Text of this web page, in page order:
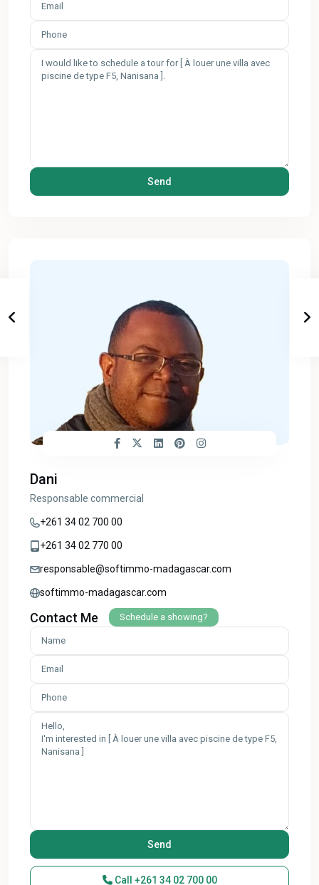
Dani
Responsable commercial
+261 34 02 700 00
+261 34 02 770 00
responsable@softimmo-madagascar.com
softimmo-madagascar.com
Contact Me Schedule a showing?
Call +261 34 02 700 00